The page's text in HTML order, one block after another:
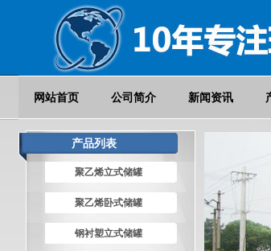
网站首页 公司简介 新闻资讯
产品列表
聚乙烯立式储罐
聚乙烯卧式储罐
钢衬塑立式储罐